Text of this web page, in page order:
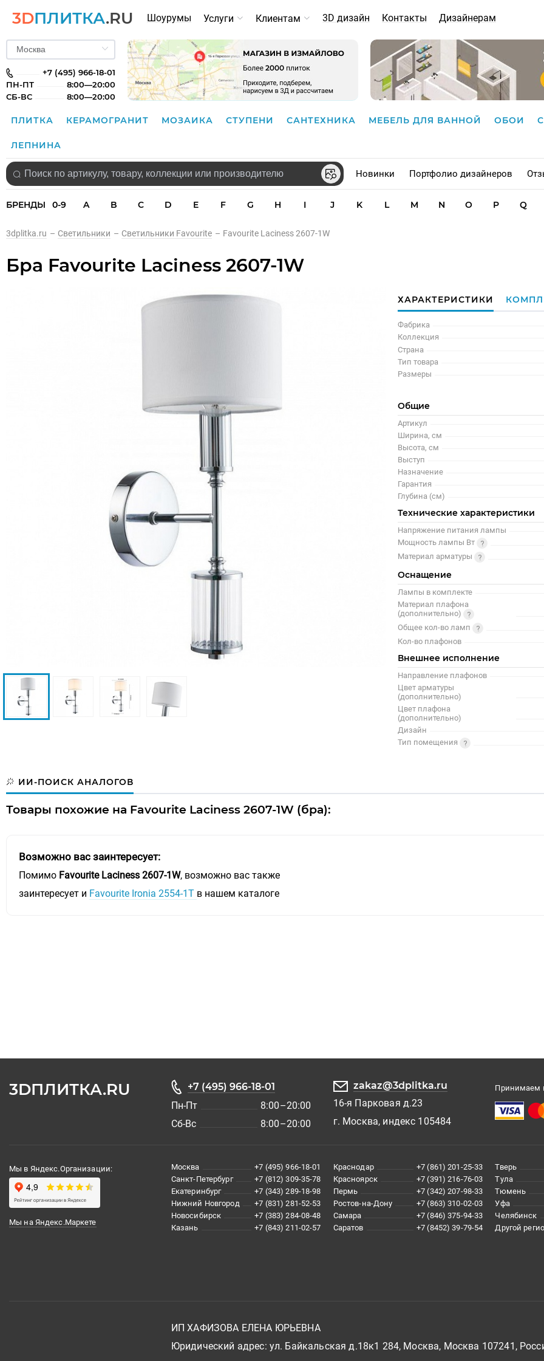
3DПЛИТКА.RU Шоурумы Услуги Клиентам 3D дизайн Контакты Дизайнерам
+7 (495) 966-18-01
ПН-ПТ
8:00—20:00
СБ-ВС
8:00—20:00
ПЛИТКА КЕРАМОГРАНИТ МОЗАИКА СТУПЕНИ САНТЕХНИКА МЕБЕЛЬ ДЛЯ ВАННОЙ ОБОИ
ЛЕПНИНА
Новинки Портфолио дизайнеров
БРЕНДЫ 0-9 A B C D E F G H I J K L M N O P Q
3dplitka.ru – Светильники – Светильники Favourite – Favourite Laciness 2607-1W
Бра Favourite Laciness 2607-1W
ХАРАКТЕРИСТИКИ
Фабрика
Коллекция
Страна
Тип товара
Размеры
Общие
Артикул
Ширина, см
Высота, см
Выступ
Назначение
Гарантия
Глубина (см)
Технические характеристики
Напряжение питания лампы
Мощность лампы Вт
Материал арматуры
Оснащение
Лампы в комплекте
Материал плафона
(дополнительно)
Общее кол-во ламп
Кол-во плафонов
Внешнее исполнение
Направление плафонов
Цвет арматуры
(дополнительно)
Цвет плафона
(дополнительно)
Дизайн
Тип помещения
ИИ-ПОИСК АНАЛОГОВ
Товары похожие на Favourite Laciness 2607-1W (бра):
Возможно вас заинтересует:
Помимо Favourite Laciness 2607-1W, возможно вас также
заинтересует и Favourite Ironia 2554-1T в нашем каталоге
3DПЛИТКА.RU
+7 (495) 966-18-01
Пн-Пт
8:00–20:00
Сб-Вс
8:00–20:00
zakaz@3dplitka.ru
16-я Парковая д.23
г. Москва, индекс 105484
Принимаем
Мы в Яндекс.Организации:
Мы на Яндекс.Маркете
Москва
+7 (495) 966-18-01
Санкт-Петербург
+7 (812) 309-35-78
Екатеринбург
+7 (343) 289-18-98
Нижний Новгород
+7 (831) 281-52-53
Новосибирск
+7 (383) 284-08-48
Казань
+7 (843) 211-02-57
Краснодар
+7 (861) 201-25-33
Красноярск
+7 (391) 216-76-03
Пермь
+7 (342) 207-98-33
Ростов-на-Дону
+7 (863) 310-02-03
Самара
+7 (846) 375-94-33
Саратов
+7 (8452) 39-79-54
Тверь
Тула
Тюмень
Уфа
Челябинск
Другой
ИП ХАФИЗОВА ЕЛЕНА ЮРЬЕВНА
Юридический адрес: ул. Байкальская д.18к1 284, Москва, Москва 107241,